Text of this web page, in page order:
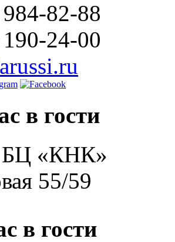
82-88
24-00
в гости
БЦ «КНК»
55/59
в гости